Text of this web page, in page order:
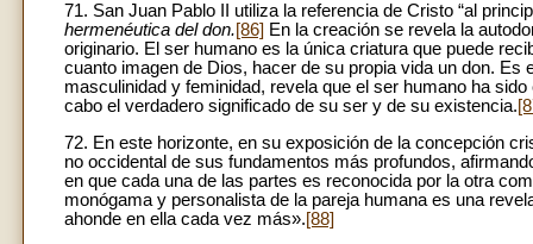
71. San Juan Pablo II utiliza la referencia de Cristo “al
hermenéutica del don.[86] En la creación se revela la
originario. El ser humano es la única criatura que puede
cuanto imagen de Dios, hacer de su propia vida un don.
masculinidad y feminidad, revela que el ser humano ha
cabo el verdadero significado de su ser y de su existencia.
72. En este horizonte, en su exposición de la concepción
no occidental de sus fundamentos más profundos,
en que cada una de las partes es reconocida por la otra
monógama y personalista de la pareja humana es una
ahonde en ella cada vez más».[88]